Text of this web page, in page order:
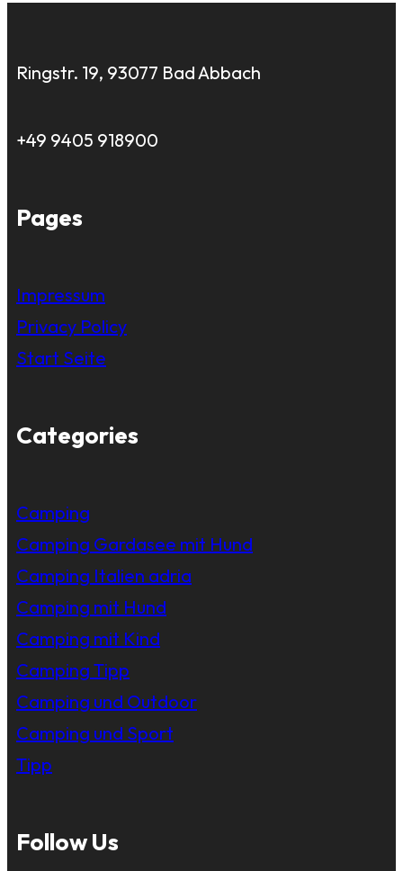
Ringstr. 19, 93077 Bad Abbach
+49 9405 918900
Pages
Impressum
Privacy Policy
Start Seite
Categories
Camping
Camping Gardasee mit Hund
Camping Italien adria
Camping mit Hund
Camping mit Kind
Camping Tipp
Camping und Outdoor
Camping und Sport
Tipp
Follow Us